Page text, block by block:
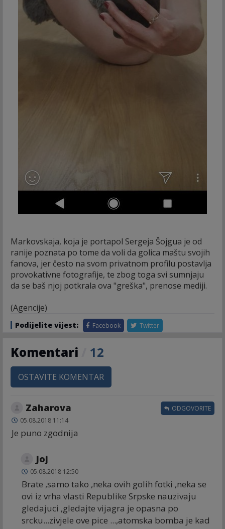
Markovskaja, koja je portapol Sergeja Šojgua je od
ranije poznata po tome da voli da golica maštu svojih
fanova, jer često na svom privatnom profilu postavlja
provokativne fotografije, te zbog toga svi sumnjaju
da se baš njoj potkrala ova "greška", prenose mediji.
(Agencije)
Podijelite vijest: Facebook Twitter
Komentari 12
OSTAVITE KOMENTAR
Zaharova
05.08.2018 11:14
Je puno zgodnija
ODGOVORITE
Joj
05.08.2018 12:50
Brate ,samo tako ,neka ovih golih fotki ,neka se
ovi iz vrha vlasti Republike Srpske nauzivaju
gledajuci ,gledajte vijagra je opasna po
srcku...zivjele ove pice ...,atomska bomba je kad